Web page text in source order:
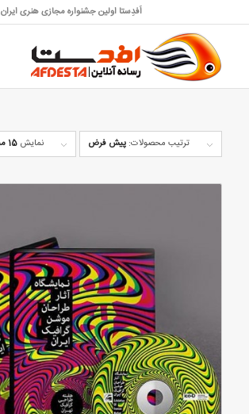
اَفدِستا اولین جشنواره مجازی هنری ایران
ترتیب محصولات: پیش فرض نمایش 15 محصول در هر صفحه